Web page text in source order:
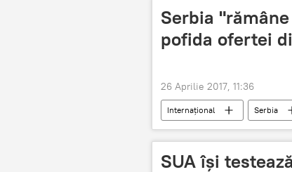
Serbia
pofida ofertei
26 Aprilie 2017, 11:36
Internaţional Serbia
Ministerul Apărării
SUA își